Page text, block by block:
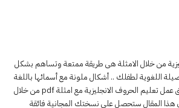
من خلال الامثلة هى طريقة ممتعة وتساهم بشكل
اللغوية لطفلك .. أشكال ملونة مع أسمائها باللغة
الانجليزية لكل حرف في اوراق عمل تعليم الحروف الانجليزية مع امثلة pdf من خلال
هذا المقال ستحصل على نسختك المجانية فائقة